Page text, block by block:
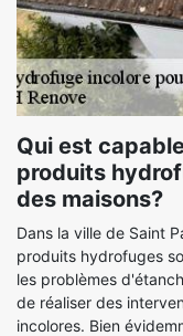
Qui est
produits
des maisons?
Dans la ville de Saint
produits hydrofuges
les problèmes
de réaliser des
incolores. Bien